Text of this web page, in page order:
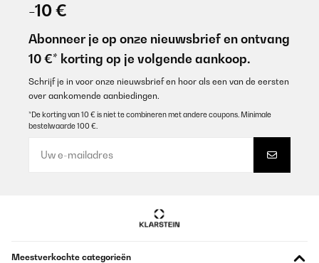
-10 €
Abonneer je op onze nieuwsbrief en ontvang
10 €* korting op je volgende aankoop.
Schrijf je in voor onze nieuwsbrief en hoor als een van de eersten
over aankomende aanbiedingen.
*De korting van 10 € is niet te combineren met andere coupons. Minimale
bestelwaarde 100 €.
Meestverkochte categorieën